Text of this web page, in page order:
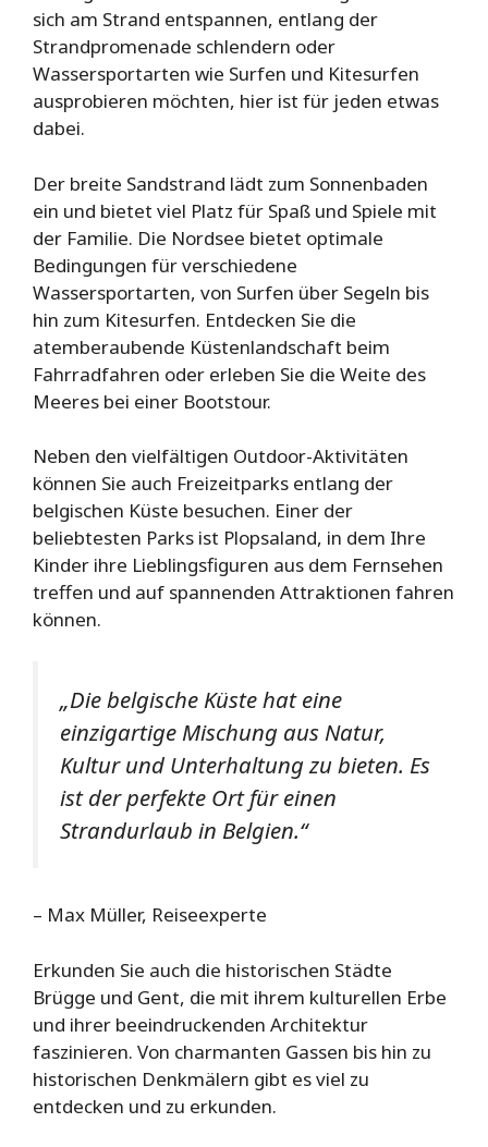
sich am Strand entspannen, entlang der
Strandpromenade schlendern oder
Wassersportarten wie Surfen und Kitesurfen
ausprobieren möchten, hier ist für jeden etwas
dabei.
Der breite Sandstrand lädt zum Sonnenbaden
ein und bietet viel Platz für Spaß und Spiele mit
der Familie. Die Nordsee bietet optimale
Bedingungen für verschiedene
Wassersportarten, von Surfen über Segeln bis
hin zum Kitesurfen. Entdecken Sie die
atemberaubende Küstenlandschaft beim
Fahrradfahren oder erleben Sie die Weite des
Meeres bei einer Bootstour.
Neben den vielfältigen Outdoor-Aktivitäten
können Sie auch Freizeitparks entlang der
belgischen Küste besuchen. Einer der
beliebtesten Parks ist Plopsaland, in dem Ihre
Kinder ihre Lieblingsfiguren aus dem Fernsehen
treffen und auf spannenden Attraktionen fahren
können.
„Die belgische Küste hat eine
einzigartige Mischung aus Natur,
Kultur und Unterhaltung zu bieten. Es
ist der perfekte Ort für einen
Strandurlaub in Belgien.“
– Max Müller, Reiseexperte
Erkunden Sie auch die historischen Städte
Brügge und Gent, die mit ihrem kulturellen Erbe
und ihrer beeindruckenden Architektur
faszinieren. Von charmanten Gassen bis hin zu
historischen Denkmälern gibt es viel zu
entdecken und zu erkunden.